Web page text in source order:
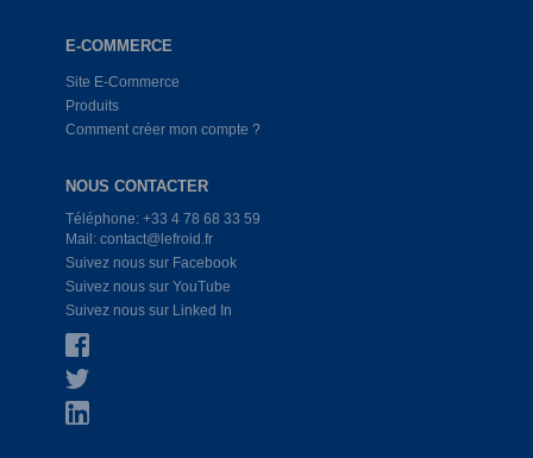
E-COMMERCE
Site E-Commerce
Produits
Comment créer mon compte ?
NOUS CONTACTER
Téléphone: +33 4 78 68 33 59
Mail: contact@lefroid.fr
Suivez nous sur Facebook
Suivez nous sur YouTube
Suivez nous sur Linked In